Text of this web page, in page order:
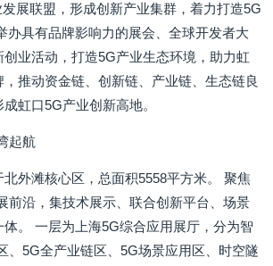
展联盟，形成创新产业集群，着力打造5G
办具有品牌影响力的展会、全球开发者大
业活动，打造5G产业生态环境，助力虹
推动资金链、创新链、产业链、生态链良
虹口5G产业创新高地。
起航
北外滩核心区，总面积5558平方米。 聚焦
前沿，集技术展示、联合创新平台、场景
。 一层为上海5G综合应用展厅，分为智
、5G全产业链区、5G场景应用区、时空隧